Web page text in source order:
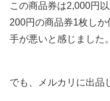
この商品券は2,000円
200円の商品券1枚し
手が悪いと感じました。
でも、メルカリに出品